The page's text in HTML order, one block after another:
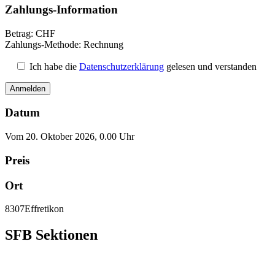
Zahlungs-Information
Betrag: CHF
Zahlungs-Methode: Rechnung
Ich habe die Datenschutzerklärung gelesen und verstanden
Datum
Vom 20. Oktober 2026, 0.00 Uhr
Preis
Ort
8307Effretikon
SFB Sektionen